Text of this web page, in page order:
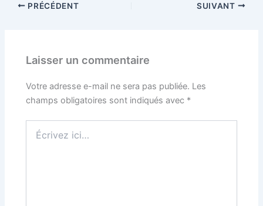
PRÉCÉDENT SUIVANT
Laisser un commentaire
Votre adresse e-mail ne sera pas publiée. Les
champs obligatoires sont indiqués avec *
ici…